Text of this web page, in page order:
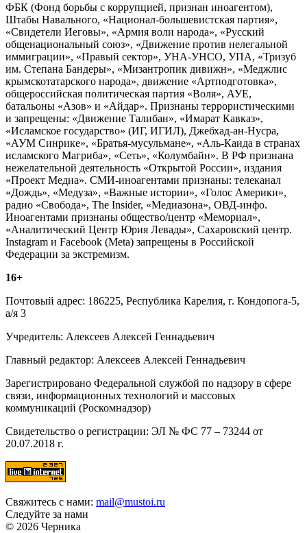
ФБК (Фонд борьбы с коррупцией, признан иноагентом),
Штабы Навального, «Национал-большевистская партия»,
«Свидетели Иеговы», «Армия воли народа», «Русский
общенациональный союз», «Движение против нелегальной
иммиграции», «Правый сектор», УНА-УНСО, УПА, «Тризуб
им. Степана Бандеры», «Мизантропик дивижн», «Меджлис
крымскотатарского народа», движение «Артподготовка»,
общероссийская политическая партия «Воля», АУЕ,
батальоны «Азов» и «Айдар». Признаны террористическими
и запрещены: «Движение Талибан», «Имарат Кавказ»,
«Исламское государство» (ИГ, ИГИЛ), Джебхад-ан-Нусра,
«АУМ Синрике», «Братья-мусульмане», «Аль-Каида в странах
исламского Магриба», «Сеть», «Колумбайн». В РФ признана
нежелательной деятельность «Открытой России», издания
«Проект Медиа». СМИ-иноагентами признаны: телеканал
«Дождь», «Медуза», «Важные истории», «Голос Америки»,
радио «Свобода», The Insider, «Медиазона», ОВД-инфо.
Иноагентами признаны общество/центр «Мемориал»,
«Аналитический Центр Юрия Левады», Сахаровский центр.
Instagram и Facebook (Metа) запрещены в Российской
Федерации за экстремизм.
16+
Почтовый адрес: 186225, Республика Карелия, г. Кондопога-5,
а/я 3
Учредитель: Алексеев Алексей Геннадьевич
Главный редактор: Алексеев Алексей Геннадьевич
Зарегистрировано Федеральной службой по надзору в сфере
связи, информационных технологий и массовых
коммуникаций (Роскомнадзор)
Свидетельство о регистрации: ЭЛ № ФС 77 – 73244 от
20.07.2018 г.
Свяжитесь с нами: mail@mustoi.ru
Следуйте за нами
© 2026 Черника